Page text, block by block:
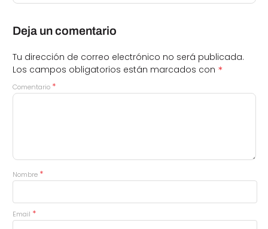
Deja un comentario
Tu dirección de correo electrónico no será publicada.
Los campos obligatorios están marcados con *
Comentario *
Nombre *
Email *